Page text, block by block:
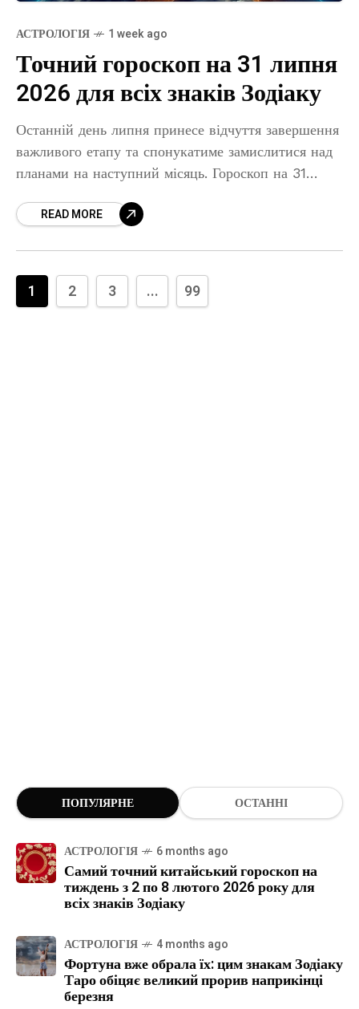
АСТРОЛОГІЯ 1 week ago
Точний гороскоп на 31 липня
2026 для всіх знаків Зодіаку
Останній день липня принесе відчуття завершення
важливого етапу та спонукатиме замислитися над
планами на наступний місяць. Гороскоп на 31
остаточними рішеннями, особливо якщо
READ MORE
1 2 3 ... 99
ПОПУЛЯРНЕ ОСТАННІ
АСТРОЛОГІЯ 6 months ago
Самий точний китайський гороскоп на
тиждень з 2 по 8 лютого 2026 року для
всіх знаків Зодіаку
АСТРОЛОГІЯ 4 months ago
Фортуна вже обрала їх: цим знакам Зодіаку
Таро обіцяє великий прорив наприкінці
березня